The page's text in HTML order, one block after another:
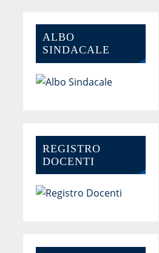
ALBO
SINDACALE
REGISTRO
DOCENTI